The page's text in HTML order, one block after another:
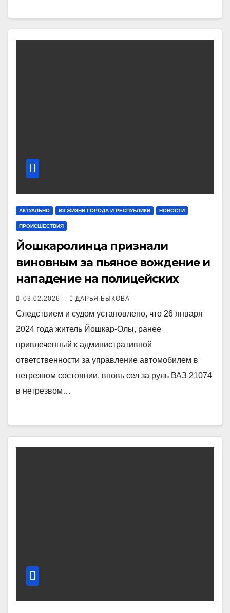
АКТУАЛЬНО ИЗ ЖИЗНИ ГОРОДА И РЕСПУБЛИКИ НОВОСТИ
ПРОИСШЕСТВИЯ
Йошкаролинца признали
виновным за пьяное вождение и
нападение на полицейских
03.02.2026 ДАРЬЯ БЫКОВА
Следствием и судом установлено, что 26 января
2024 года житель Йошкар-Олы, ранее
привлеченный к административной
ответственности за управление автомобилем в
нетрезвом состоянии, вновь сел за руль ВАЗ 21074
в нетрезвом…